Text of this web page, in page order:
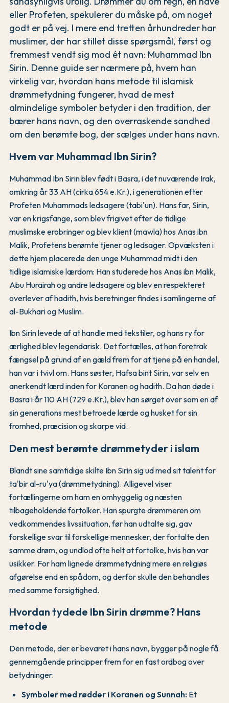
eller Profeten, spekulerer du måske på, om noget
godt er på vej. I mere end tretten århundreder har
muslimer, der har stillet disse spørgsmål, først og
fremmest vendt sig mod ét navn: Muhammad Ibn
Sirin. Denne guide ser nærmere på, hvem han
virkelig var, hvordan hans metode til islamisk
drømmetydning fungerer, hvad de mest
almindelige symboler betyder i den tradition, der
bærer hans navn, og den overraskende sandhed
om den berømte bog, der sælges under hans navn.
Hvem var Muhammad Ibn Sirin?
Muhammad Ibn Sirin blev født i Basra, i det nuværende Irak,
omkring år 33 AH (cirka 654 e.Kr.), i generationen efter
Profeten Muhammads ledsagere (tabi'un). Hans far, Sirin,
var en krigsfange, som blev frigivet efter de tidlige
muslimske erobringer og blev klient (mawla) hos Anas ibn
Malik, Profetens berømte tjener og ledsager. Opvæksten i
dette hjem placerede den unge Muhammad midt i den
tidlige islamiske lærdom: Han studerede hos Anas ibn Malik,
Abu Hurairah og andre ledsagere og blev en respekteret
overlever af hadith, hvis beretninger findes i samlingerne af
al-Bukhari og Muslim.
Ibn Sirin levede af at handle med tekstiler, og hans ry for
ærlighed blev legendarisk. Det fortælles, at han foretrak
fængsel på grund af en gæld frem for at tjene på en handel,
han var i tvivl om. Hans søster, Hafsa bint Sirin, var selv en
anerkendt lærd inden for Koranen og hadith. Da han døde i
Basra i år 110 AH (729 e.Kr.), blev han sørget over som en af
sin generations mest betroede lærde og husket for sin
fromhed, præcision og skarpe vid.
Den mest berømte drømmetyder i islam
Blandt sine samtidige skilte Ibn Sirin sig ud med sit talent for
ta'bir al-ru'ya (drømmetydning). Alligevel viser
fortællingerne om ham en omhyggelig og næsten
tilbageholdende fortolker. Han spurgte drømmeren om
vedkommendes livssituation, før han udtalte sig, gav
forskellige svar til forskellige mennesker, der fortalte den
samme drøm, og undlod ofte helt at fortolke, hvis han var
usikker. For ham lignede drømmetydning mere en religiøs
afgørelse end en spådom, og derfor skulle den behandles
med samme forsigtighed.
Hvordan tydede Ibn Sirin drømme? Hans
metode
Den metode, der er bevaret i hans navn, bygger på nogle få
gennemgående principper frem for en fast ordbog over
betydninger:
Symboler med rødder i Koranen og Sunnah: Et